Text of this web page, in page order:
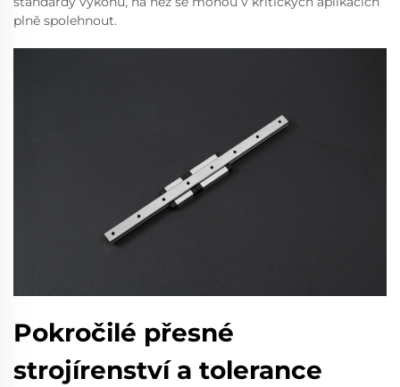
plně spolehnout.
Pokročilé přesné
strojírenství a tolerance